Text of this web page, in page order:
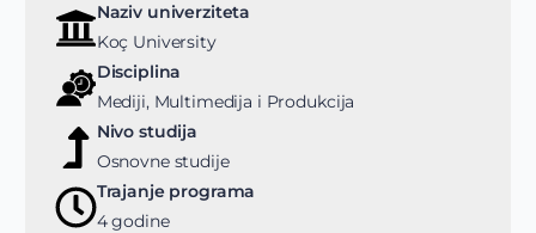
Naziv univerziteta
Koç University
Disciplina
Mediji, Multimedija i Produkcija
Nivo studija
Osnovne studije
Trajanje programa
4 godine